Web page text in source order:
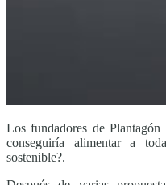
Los fundadores de
conseguiría alimentar a
sostenible?.